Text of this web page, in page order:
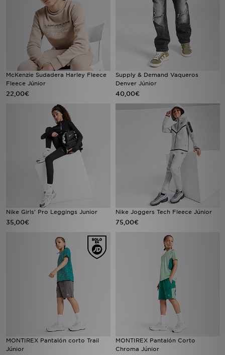
McKenzie Sudadera Harley Fleece
Fleece Júnior
22,00€
Supply & Demand Vaqueros
Denver Júnior
40,00€
Nike Girls' Pro Leggings Junior
35,00€
Nike Joggers Tech Fleece Júnior
75,00€
MONTIREX Pantalón corto Trail
Júnior
MONTIREX Pantalón Corto
Chroma Júnior